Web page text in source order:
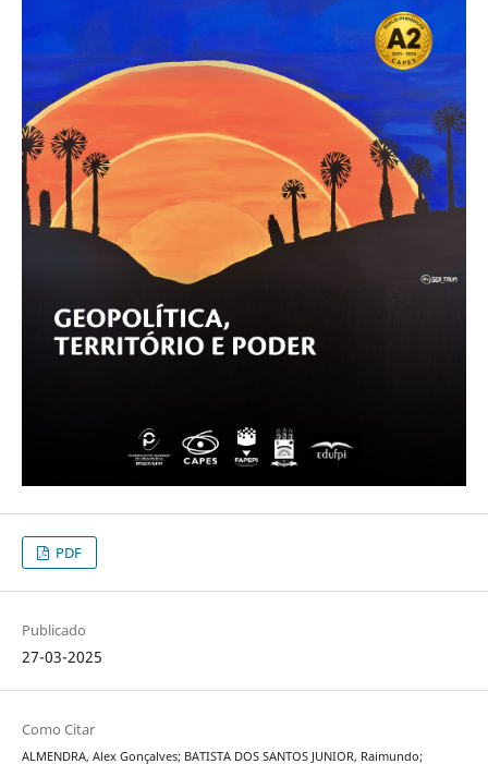
PDF
Publicado
27-03-2025
Como Citar
ALMENDRA, Alex Gonçalves; BATISTA DOS SANTOS JUNIOR, Raimundo;